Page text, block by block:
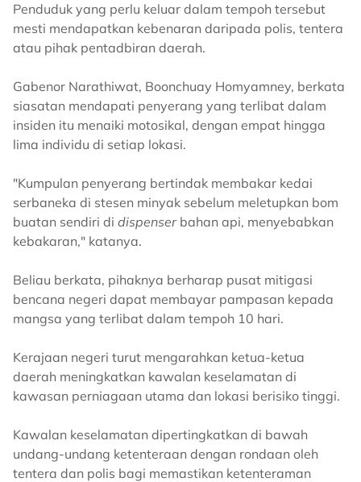
Penduduk yang perlu keluar dalam tempoh tersebut
mesti mendapatkan kebenaran daripada polis, tentera
atau pihak pentadbiran daerah.
Gabenor Narathiwat, Boonchuay Homyamney, berkata
siasatan mendapati penyerang yang terlibat dalam
insiden itu menaiki motosikal, dengan empat hingga
lima individu di setiap lokasi.
"Kumpulan penyerang bertindak membakar kedai
serbaneka di stesen minyak sebelum meletupkan bom
buatan sendiri di dispenserbahan api, menyebabkan
kebakaran," katanya.
Beliau berkata, pihaknya berharap pusat mitigasi
bencana negeri dapat membayar pampasan kepada
mangsa yang terlibat dalam tempoh 10 hari.
Kerajaan negeri turut mengarahkan ketua-ketua
daerah meningkatkan kawalan keselamatan di
kawasan perniagaan utama dan lokasi berisiko tinggi.
Kawalan keselamatan dipertingkatkan di bawah
undang-undang ketenteraan dengan rondaan oleh
tentera dan polis bagi memastikan ketenteraman